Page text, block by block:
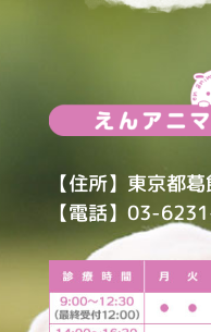
【住所】東京都
【電話】03-